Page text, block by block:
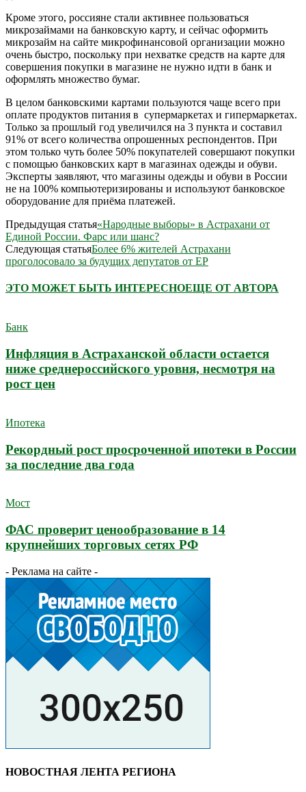
Кроме этого, россияне стали активнее пользоваться
микрозаймами на банковскую карту, и сейчас оформить
микрозайм на сайте микрофинансовой организации можно
очень быстро, поскольку при нехватке средств на карте для
совершения покупки в магазине не нужно идти в банк и
оформлять множество бумаг.
В целом банковскими картами пользуются чаще всего при
оплате продуктов питания в супермаркетах и гипермаркетах.
Только за прошлый год увеличился на 3 пункта и составил
91% от всего количества опрошенных респондентов. При
этом только чуть более 50% покупателей совершают покупки
с помощью банковских карт в магазинах одежды и обуви.
Эксперты заявляют, что магазины одежды и обуви в России
не на 100% компьютеризированы и используют банковское
оборудование для приёма платежей.
Предыдущая статья«Народные выборы» в Астрахани от
Единой России. Фарс или шанс?
Следующая статьяБолее 6% жителей Астрахани
проголосовало за будущих депутатов от ЕР
ЭТО МОЖЕТ БЫТЬ ИНТЕРЕСНОЕЩЕ ОТ АВТОРА
Банк
Инфляция в Астраханской области остается
ниже среднероссийского уровня, несмотря на
рост цен
Ипотека
Рекордный рост просроченной ипотеки в России
за последние два года
Мост
ФАС проверит ценообразование в 14
крупнейших торговых сетях РФ
- Реклама на сайте -
НОВОСТНАЯ ЛЕНТА РЕГИОНА